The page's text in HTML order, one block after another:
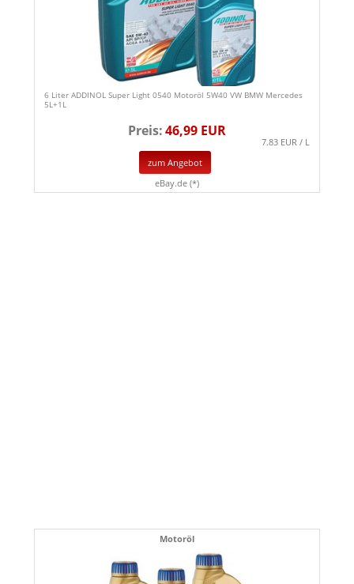
6 Liter ADDINOL Super Light 0540 Motoröl 5W40 VW BMW Mercedes
5L+1L
Preis:46,99 EUR
7.83 EUR / L
zum Angebot
eBay.de (*)
Motoröl